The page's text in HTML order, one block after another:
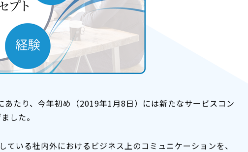
たり、今年初め（2019年1月8日）には新たなサービスコン
した。
いる社内外におけるビジネス上のコミュニケーションを、